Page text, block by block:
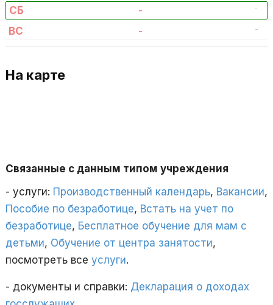
СБ - -
ВС - -
На карте
Связанные с данным типом учреждения
- услуги: Производственный календарь, Вакансии,
Пособие по безработице, Встать на учет по
безработице, Бесплатное обучение для мам с
детьми, Обучение от центра занятости,
посмотреть все услуги.
- документы и справки: Декларация о доходах